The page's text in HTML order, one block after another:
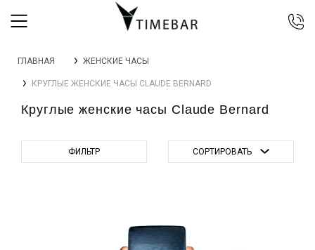
044 392 44 45
067 344 14 44 (viber)
0 800 305 805
ГЛАВНАЯ ЖЕНСКИЕ ЧАСЫ
КРУГЛЫЕ ЖЕНСКИЕ ЧАСЫ CLAUDE BERNARD
Круглые женские часы Claude Bernard
ФИЛЬТР СОРТИРОВАТЬ